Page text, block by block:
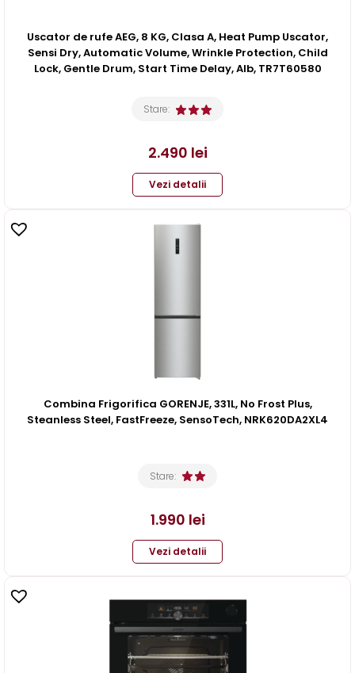
Uscator de rufe AEG, 8 KG, Clasa A, Heat Pump Uscator,
Sensi Dry, Automatic Volume, Wrinkle Protection, Child
Lock, Gentle Drum, Start Time Delay, Alb, TR7T60580
Stare:
2.490 lei
Vezi detalii
Combina Frigorifica GORENJE, 331L, No Frost Plus,
Steanless Steel, FastFreeze, SensoTech, NRK620DA2XL4
Stare:
1.990 lei
Vezi detalii